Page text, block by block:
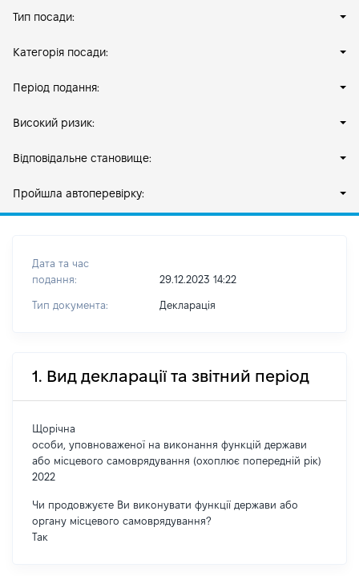
Тип посади:
Категорія посади:
Період подання:
Високий ризик:
Відповідальне становище:
Пройшла автоперевірку:
Дата та час
подання:
29.12.2023 14:22
Тип документа: Декларація
1. Вид декларації та звітний період
Щорічна
особи, уповноваженої на виконання функцій держави
або місцевого самоврядування (охоплює попередній рік)
2022
Чи продовжуєте Ви виконувати функції держави або
органу місцевого самоврядування?
Так